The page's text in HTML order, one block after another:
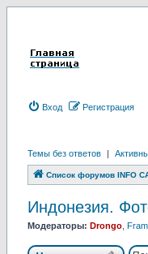
Вход Регистрация
Темы без ответов |
Список форумов INFO
Индонезия.
Модераторы: Drongo